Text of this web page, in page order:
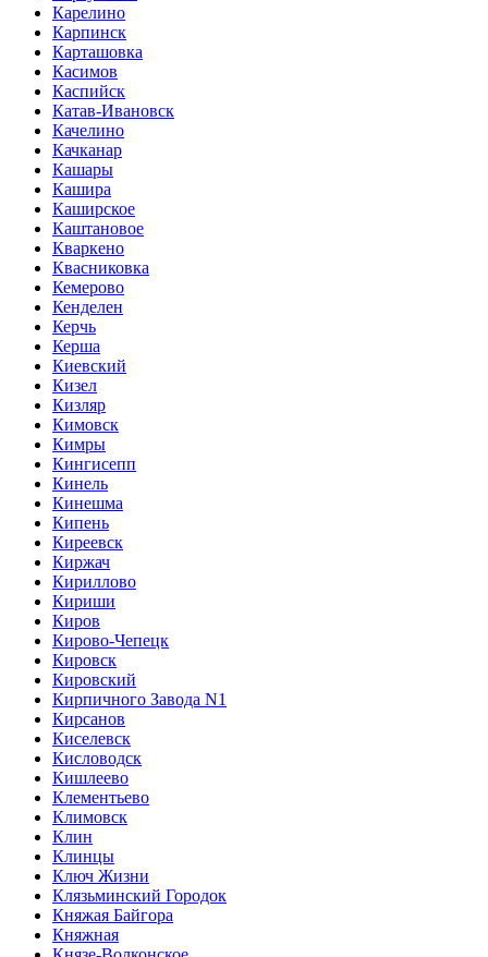
Карелино
Карпинск
Карташовка
Касимов
Каспийск
Катав-Ивановск
Качелино
Качканар
Кашары
Кашира
Каширское
Каштановое
Кваркено
Квасниковка
Кемерово
Кенделен
Керчь
Керша
Киевский
Кизел
Кизляр
Кимовск
Кимры
Кингисепп
Кинель
Кинешма
Кипень
Киреевск
Киржач
Кириллово
Кириши
Киров
Кирово-Чепецк
Кировск
Кировский
Кирпичного Завода N1
Кирсанов
Киселевск
Кисловодск
Кишлеево
Клементьево
Климовск
Клин
Клинцы
Ключ Жизни
Клязьминский Городок
Княжая Байгора
Княжная